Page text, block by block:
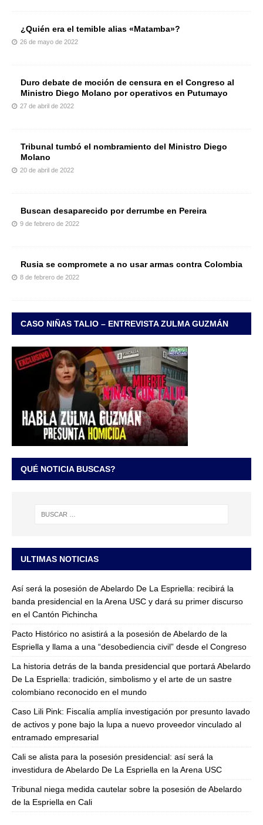
¿Quién era el temible alias «Matamba»?
26 de mayo de 2022
Duro debate de moción de censura en el Congreso al
Ministro Diego Molano por operativos en Putumayo
27 de abril de 2022
Tribunal tumbó el nombramiento del Ministro Diego
Molano
20 de abril de 2022
Buscan desaparecido por derrumbe en Pereira
9 de febrero de 2022
Rusia se compromete a no usar armas contra Colombia
8 de febrero de 2022
CASO NIÑAS TALIO – ENTREVISTA ZULMA GUZMÁN
QUÉ NOTICIA BUSCAS?
ULTIMAS NOTICIAS
Así será la posesión de Abelardo De La Espriella: recibirá la
banda presidencial en la Arena USC y dará su primer discurso
en el Cantón Pichincha
Pacto Histórico no asistirá a la posesión de Abelardo de la
Espriella y llama a una “desobediencia civil” desde el Congreso
La historia detrás de la banda presidencial que portará Abelardo
De La Espriella: tradición, simbolismo y el arte de un sastre
colombiano reconocido en el mundo
Caso Lili Pink: Fiscalía amplía investigación por presunto lavado
de activos y pone bajo la lupa a nuevo proveedor vinculado al
entramado empresarial
Cali se alista para la posesión presidencial: así será la
investidura de Abelardo De La Espriella en la Arena USC
Tribunal niega medida cautelar sobre la posesión de Abelardo
de la Espriella en Cali